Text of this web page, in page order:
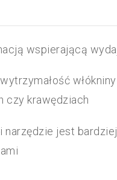
wspierającą
czy krawędziach
narzędzie jest